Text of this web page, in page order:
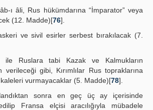
ı âli, Rus hükümdarına “İmparator” veya
(12. Madde)[76].
ve sivil esirler serbest bırakılacak (7.
ile Ruslara tabi Kazak ve Kalmukların
verileceği gibi, Kırımlılar Rus topraklarına
kaleleri vurmayacaklar (5. Madde)[78].
sonra en geç üç ay içerisinde
Fransa elçisi aracılığıyla mübadele